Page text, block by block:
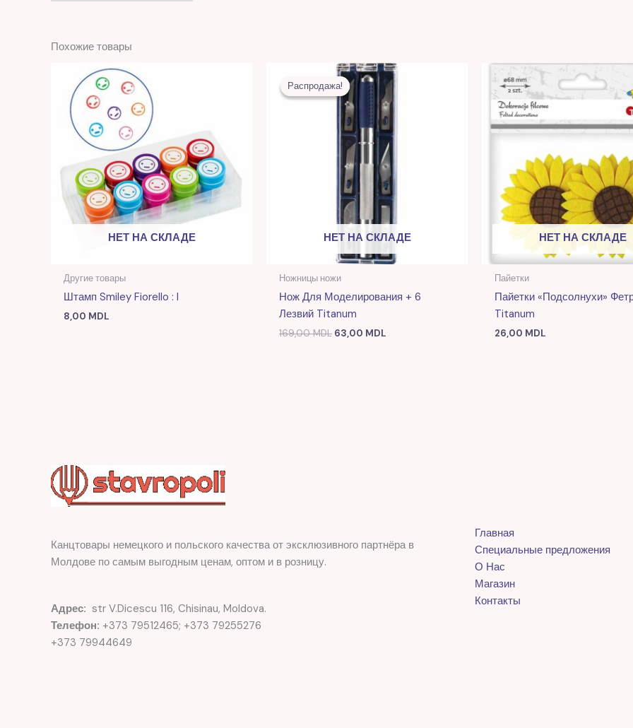
Похожие товары
НЕТ НА СКЛАДЕ
Другие товары
Штамп Smiley Fiorello : I
8,00 MDL
Распродажа!
НЕТ НА СКЛАДЕ
Распродажа!
Ножницы ножи
Нож Для Моделирования + 6
Лезвий Titanum
169,00MDL
Первоначальная
цена
составляла
169,00 MDL.
63,00 MDL
Текущая
цена:
63,00 MDL.
НЕТ НА СКЛАДЕ
Пайетки
Пайетки «Подсолнухи»
Titanum
26,00 MDL
Канцтовары немецкого и польского качества от эксклюзивного партнёра в
Молдове по самым выгодным ценам, оптом и в розницу.
Адрес: str V.Dicescu 116, Chisinau, Moldova.
Телефон: +373 79512465; +373 79255276
+373 79944649
Главная
Специальные предложения
О Нас
Магазин
Контакты